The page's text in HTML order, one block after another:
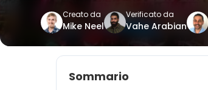
Creato da
Mike Neel
Verificato da
Vahe Arabian
Sommario